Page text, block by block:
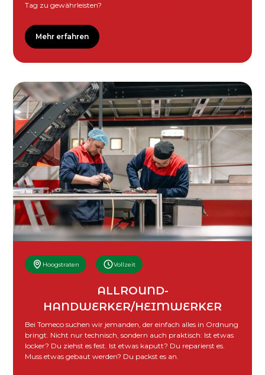
Tag zu gewährleisten?
Mehr erfahren
Hoogstraten Vollzeit
ALLROUND-
HANDWERKER/HEIMWERKER
Bei Tomeco suchen wir jemanden, der einfach alles in Ordnung
bringt. Nicht nur technisch, sondern auch praktisch: Ist etwas
locker? Du ziehst es fest. Ist etwas kaputt? Du reparierst es.
Muss etwas gebaut werden? Du packst es an.